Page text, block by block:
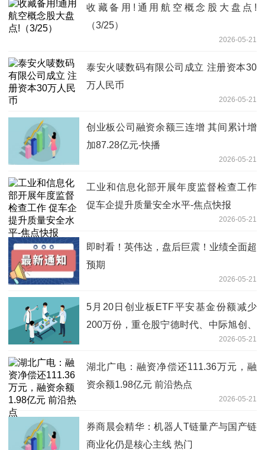
收藏备用!通用航空概念股大盘点!
（3/25）
2026-05-21
泰安火唛数码有限公司成立 注册资本30
万人民币
2026-05-21
创业板公司融资余额三连增 其间累计增
加87.28亿元-快播
2026-05-21
工业和信息化部开展年度监督检查工作
促车企提升质量安全水平-焦点快报
2026-05-21
即时看！英伟达，盘后巨震！业绩全面超
预期
2026-05-21
5月20日创业板ETF平安基金份额减少
200万份，重仓股宁德时代、中际旭创、
2026-05-21
湖北广电：融资净偿还111.36万元，融
资余额1.98亿元 前沿热点
2026-05-21
券商晨会精华：机器人T链量产与国产链
商业化仍是核心主线 热门